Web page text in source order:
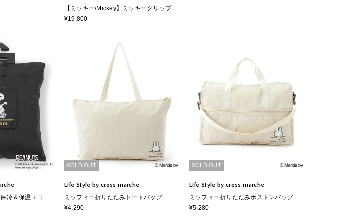
【ミッキー/Mickey】ミッキーグリップマ
スタースーツケース 50L
¥19,800
冷＆保温エコバ
SOLD OUT
Life Style by cross marche
ミッフィー折りたたみトートバッグ
¥4,290
SOLD OUT
Life Style by cross marche
ミッフィー折りたたみボストンバッグ
¥5,280